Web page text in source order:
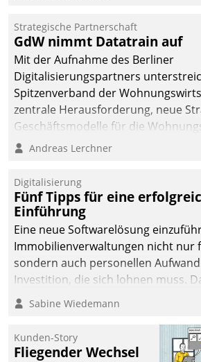
und Beschwerde-Management
ein.
Strategische Partnerschaft
GdW nimmt Datatrain auf
Mit der Aufnahme des Berliner
Digitalisierungspartners
Spitzenverband der
zentrale Herausforderung, neue
Geschäftsmodelle für die
entwickeln.
Andreas Lerchner
Digitalisierung
Fünf Tipps für eine
Einführung
Eine neue Softwarelösung
Immobilienverwaltungen nicht nur
sondern auch personellen
Investition, die sich lohnen muss.
nachhaltige Optimierung der
dieses Ziel erreicht wird, sollten
Sabine Wiedemann
Kunden-Story
Fliegender Wechsel